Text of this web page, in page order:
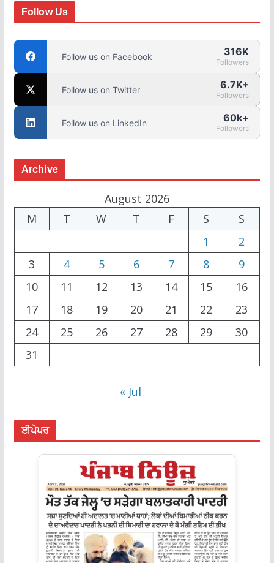
Follow Us
Follow us on Facebook 316K
Followers
Follow us on Twitter 6.7K+
Followers
Follow us on LinkedIn 60k+
Followers
Archive
August 2026
M
T W T F S
S
1
2
3
4 5 6 7 8
9
10
11 12 13 14 15
16
17
18 19 20 21 22
23
24
25 26 27 28 29
30
31
« Jul
ਈਪੇਪਰ